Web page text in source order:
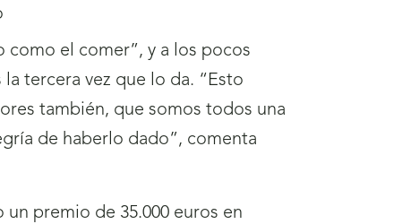
como el comer”, y a los pocos
tercera vez que lo da. “Esto
también, que somos todos una
de haberlo dado”, comenta
un premio de 35.000 euros en